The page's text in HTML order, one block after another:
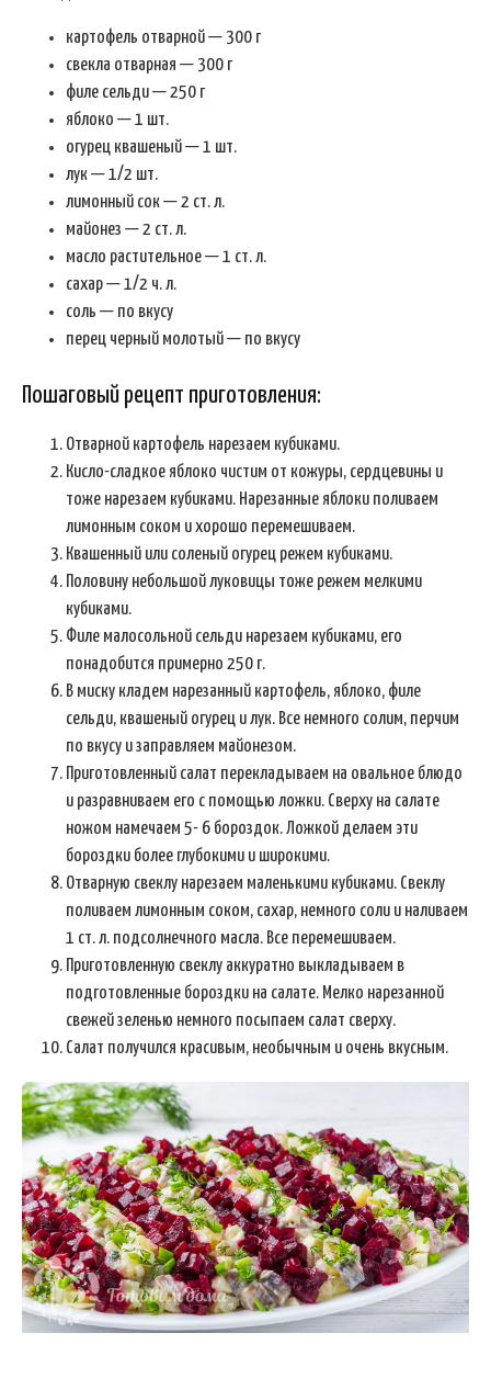
картофель отварной — 300 г
свекла отварная — 300 г
филе сельди — 250 г
яблоко — 1 шт.
огурец квашеный — 1 шт.
лук — 1/2 шт.
лимонный сок — 2 ст. л.
майонез — 2 ст. л.
масло растительное — 1 ст. л.
сахар — 1/2 ч. л.
соль — по вкусу
перец черный молотый — по вкусу
Пошаговый рецепт приготовления:
Отварной картофель нарезаем кубиками.
Кисло-сладкое яблоко чистим от кожуры, сердцевины и
тоже нарезаем кубиками. Нарезанные яблоки поливаем
лимонным соком и хорошо перемешиваем.
Квашенный или соленый огурец режем кубиками.
Половину небольшой луковицы тоже режем мелкими
кубиками.
Филе малосольной сельди нарезаем кубиками, его
понадобится примерно 250 г.
В миску кладем нарезанный картофель, яблоко, филе
сельди, квашеный огурец и лук. Все немного солим, перчим
по вкусу и заправляем майонезом.
Приготовленный салат перекладываем на овальное блюдо
и разравниваем его с помощью ложки. Сверху на салате
ножом намечаем 5- 6 бороздок. Ложкой делаем эти
бороздки более глубокими и широкими.
Отварную свеклу нарезаем маленькими кубиками. Свеклу
поливаем лимонным соком, сахар, немного соли и наливаем
1 ст. л. подсолнечного масла. Все перемешиваем.
Приготовленную свеклу аккуратно выкладываем в
подготовленные бороздки на салате. Мелко нарезанной
свежей зеленью немного посыпаем салат сверху.
Салат получился красивым, необычным и очень вкусным.